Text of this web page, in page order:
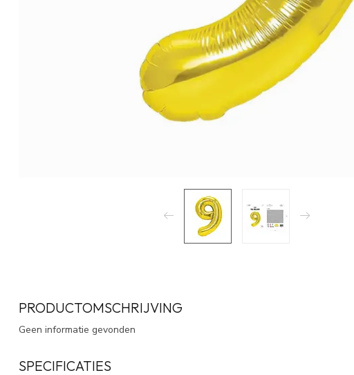
PRODUCTOMSCHRIJVING
Geen informatie gevonden
SPECIFICATIES